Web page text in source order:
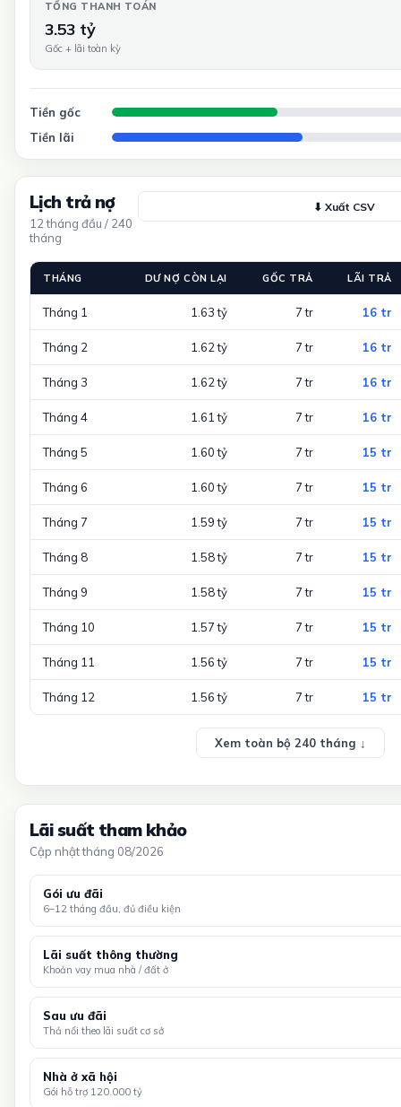
TỔNG THANH TOÁN
3.53 tỷ
Gốc + lãi toàn kỳ
Tiền gốc
Tiền lãi
Lịch trả nợ
12 tháng đầu / 240
tháng
⬇ Xuất CSV
THÁNG DƯ NỢ CÒN LẠI GỐC TRẢ LÃI TRẢ
Tháng 1 1.63 tỷ 7 tr 16 tr
Tháng 2 1.62 tỷ 7 tr 16 tr
Tháng 3 1.62 tỷ 7 tr 16 tr
Tháng 4 1.61 tỷ 7 tr 16 tr
Tháng 5 1.60 tỷ 7 tr 15 tr
Tháng 6 1.60 tỷ 7 tr 15 tr
Tháng 7 1.59 tỷ 7 tr 15 tr
Tháng 8 1.58 tỷ 7 tr 15 tr
Tháng 9 1.58 tỷ 7 tr 15 tr
Tháng 10 1.57 tỷ 7 tr 15 tr
Tháng 11 1.56 tỷ 7 tr 15 tr
Tháng 12 1.56 tỷ 7 tr 15 tr
Xem toàn bộ 240 tháng ↓
Lãi suất tham khảo
Cập nhật tháng 08/2026
Gói ưu đãi
6–12 tháng đầu, đủ điều kiện
Lãi suất thông thường
Khoản vay mua nhà / đất ở
Sau ưu đãi
Thả nổi theo lãi suất cơ sở
Nhà ở xã hội
Gói hỗ trợ 120.000 tỷ